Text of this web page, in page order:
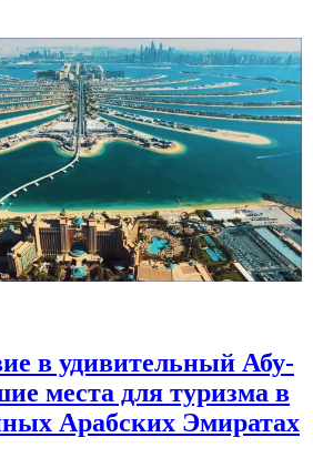
в удивительный Абу-
места для туризма в
Арабских Эмиратах